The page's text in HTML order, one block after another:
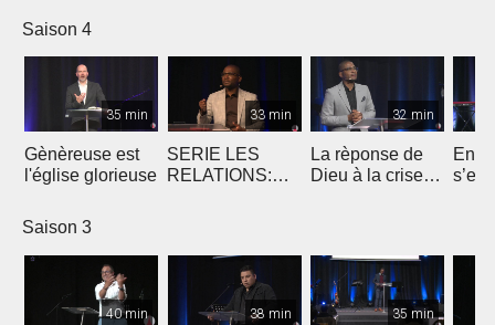
Saison 4
35 min
Gènèreuse est
l'église glorieuse
33 min
SERIE LES
RELATIONS:
32 min
La rèponse de
Dieu à la crise
Saison 3
40 min 38 min 35 min